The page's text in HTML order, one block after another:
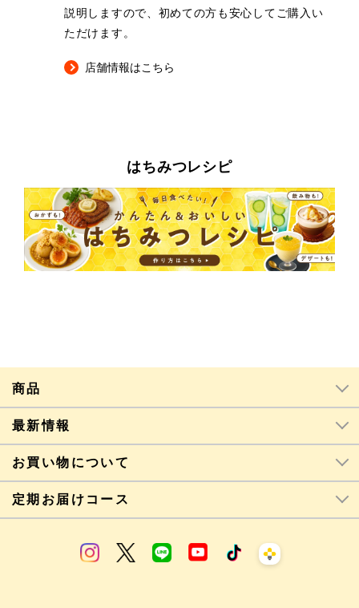
説明しますので、初めての方も安心してご購入い
ただけます。
店舗情報はこちら
はちみつレシピ
商品
最新情報
お買い物について
定期お届けコース